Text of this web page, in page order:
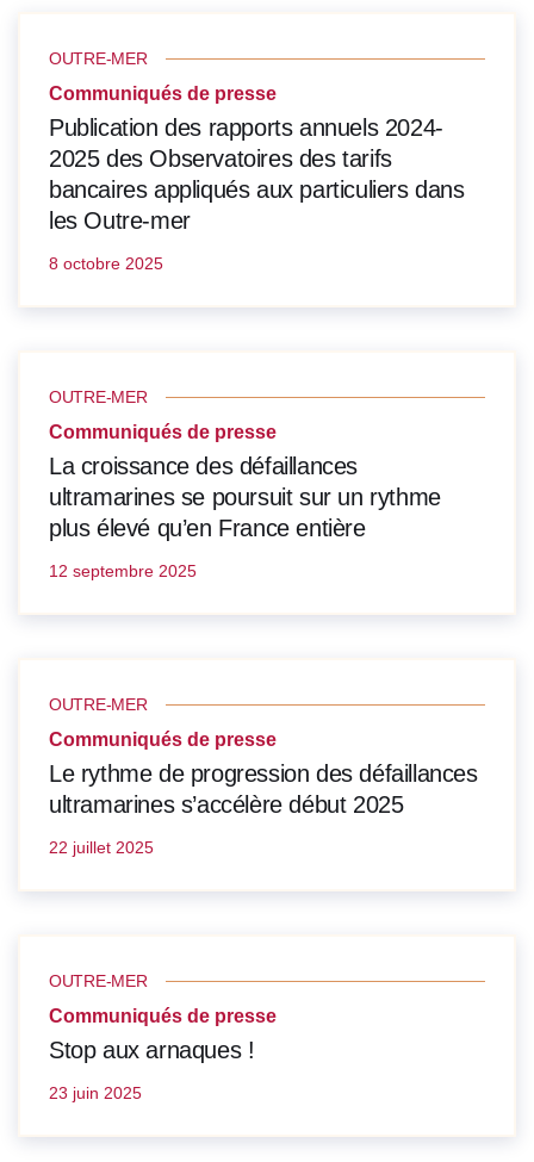
OUTRE-MER
Communiqués de presse
Publication des rapports annuels 2024-
2025 des Observatoires des tarifs
bancaires appliqués aux particuliers dans
les Outre-mer
8 octobre 2025
OUTRE-MER
Communiqués de presse
La croissance des défaillances
ultramarines se poursuit sur un rythme
plus élevé qu’en France entière
12 septembre 2025
OUTRE-MER
Communiqués de presse
Le rythme de progression des défaillances
ultramarines s’accélère début 2025
22 juillet 2025
OUTRE-MER
Communiqués de presse
Stop aux arnaques !
23 juin 2025